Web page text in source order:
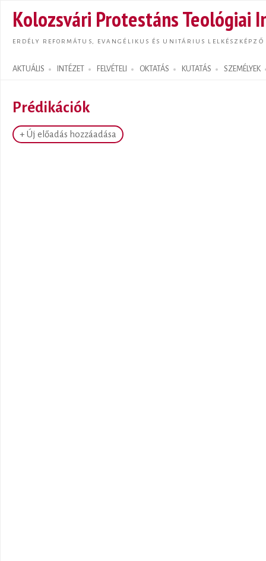
Kolozsvári Protestáns Teológiai
ERDÉLY REFORMÁTUS, EVANGÉLIKUS ÉS UNITÁRIUS LELKÉSZKÉPZŐ
AKTUÁLIS INTÉZET FELVÉTELI OKTATÁS KUTATÁS SZEMÉLYEK
Search form
Prédikációk
+ Új előadás hozzáadása